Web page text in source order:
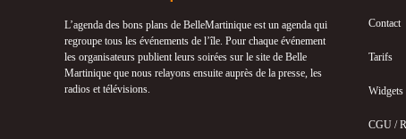
L’agenda des bons plans de BelleMartinique est un agenda qui
regroupe tous les événements de l’île. Pour chaque événement
les organisateurs publient leurs soirées sur le site de Belle
Martinique que nous relayons ensuite auprès de la presse, les
radios et télévisions.
Contact
Tarifs
Widgets
CGU /